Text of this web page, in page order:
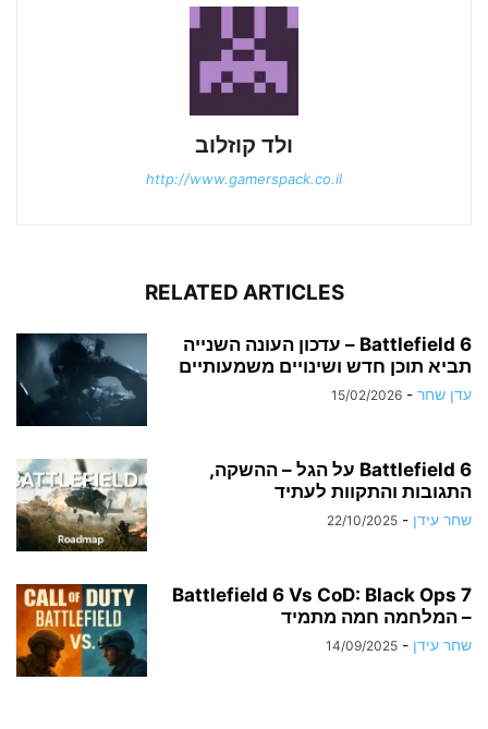
ולד קוזלוב
http://www.gamerspack.co.il
RELATED ARTICLES
Battlefield 6 – עדכון העונה השנייה
תביא תוכן חדש ושינויים משמעותיים
עדן שחר -
15/02/2026
Battlefield 6 על הגל – ההשקה,
התגובות והתקוות לעתיד
שחר עידן -
22/10/2025
Battlefield 6 Vs CoD: Black Ops 7
– המלחמה חמה מתמיד
שחר עידן -
14/09/2025